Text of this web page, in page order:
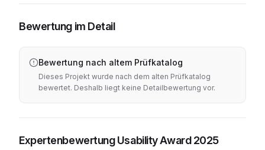
Bewertung im Detail
Bewertung nach altem Prüfkatalog
Dieses Projekt wurde nach dem alten Prüfkatalog
bewertet. Deshalb liegt keine Detailbewertung vor.
Expertenbewertung Usability Award 2025